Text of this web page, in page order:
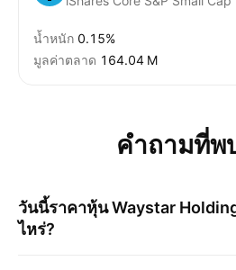
น้ำหนัก 0.15%
มูลค่าตลาด ‪164.04 M‬
คำถามที่พ
วันนี้ราคาหุ้นWaystar
ไหร่?